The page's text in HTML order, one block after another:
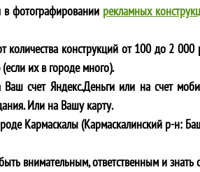
в фотографировании рекламных
количества конструкций от 100 до 2
их в городе много).
счет Яндекс.Деньги или на счет
Или на Вашу карту.
Кармаскалы (Кармаскалинский р-н:
внимательным, ответственным и знать